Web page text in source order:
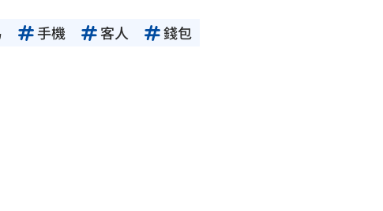
手機 客人 錢包